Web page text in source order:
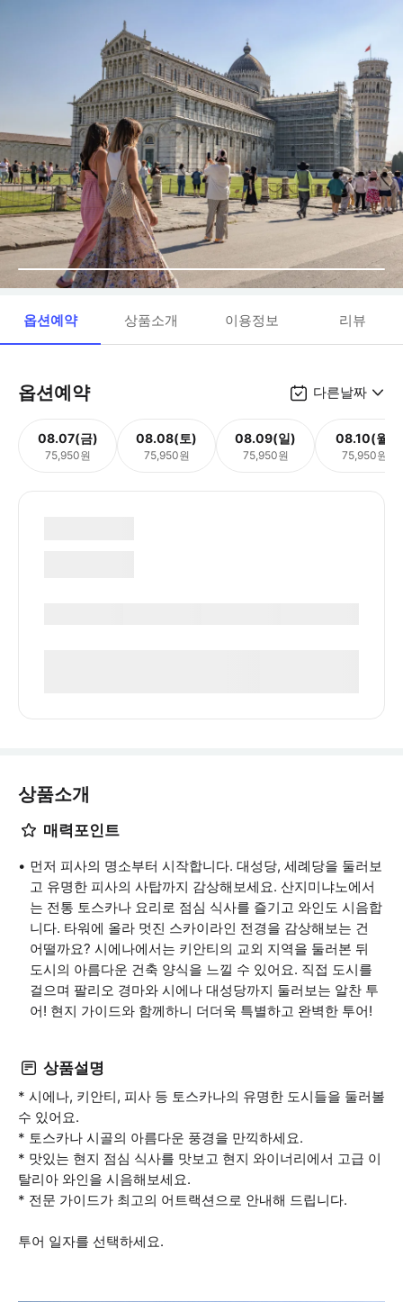
옵션예약 상품소개 이용정보 리뷰
옵션예약 다른날짜
08.07(금)
75,950원
08.08(토)
75,950원
08.09(일)
75,950원
08.10(월)
75,950원
상품소개
매력포인트
먼저 피사의 명소부터 시작합니다. 대성당, 세례당을 둘러보
고 유명한 피사의 사탑까지 감상해보세요. 산지미냐노에서
는 전통 토스카나 요리로 점심 식사를 즐기고 와인도 시음합
니다. 타워에 올라 멋진 스카이라인 전경을 감상해보는 건
어떨까요? 시에나에서는 키안티의 교외 지역을 둘러본 뒤
도시의 아름다운 건축 양식을 느낄 수 있어요. 직접 도시를
걸으며 팔리오 경마와 시에나 대성당까지 둘러보는 알찬 투
어! 현지 가이드와 함께하니 더더욱 특별하고 완벽한 투어!
상품설명
* 시에나, 키안티, 피사 등 토스카나의 유명한 도시들을 둘러볼
수 있어요.
* 토스카나 시골의 아름다운 풍경을 만끽하세요.
* 맛있는 현지 점심 식사를 맛보고 현지 와이너리에서 고급 이
탈리아 와인을 시음해보세요.
* 전문 가이드가 최고의 어트랙션으로 안내해 드립니다.
투어 일자를 선택하세요.